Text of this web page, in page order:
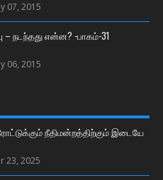
07, 2015
– நடந்தது என்ன? -பாகம்-31
06, 2015
நீதிமன்றத்திற்கும் இடையே
23, 2025